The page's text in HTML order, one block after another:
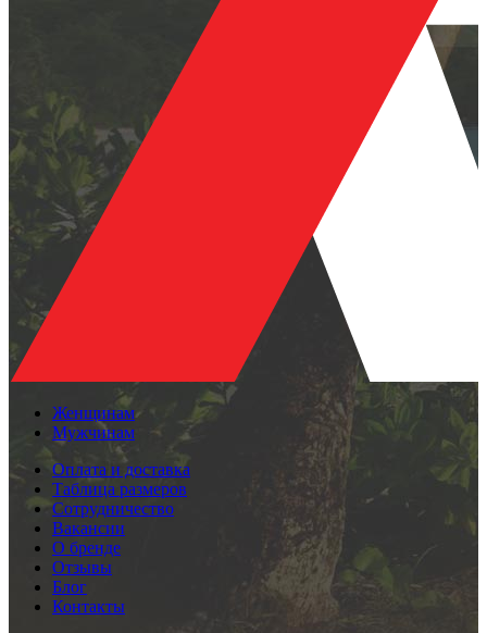
Женщинам
Мужчинам
Оплата и доставка
Таблица размеров
Сотрудничество
Вакансии
О бренде
Отзывы
Блог
Контакты